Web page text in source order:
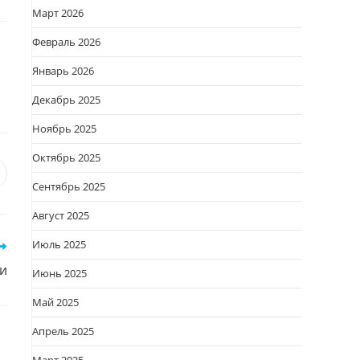
новом
Март 2026
Февраль 2026
Январь 2026
Декабрь 2025
Ноябрь 2025
Октябрь 2025
Сентябрь 2025
Август 2025
Июль 2025
Июнь 2025
Май 2025
Апрель 2025